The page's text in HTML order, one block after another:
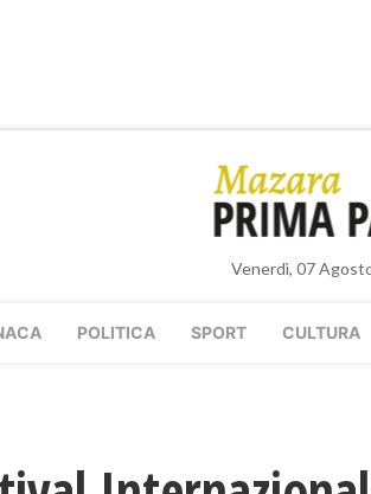
Venerdì, 07
POLITICA SPORT CULTURA